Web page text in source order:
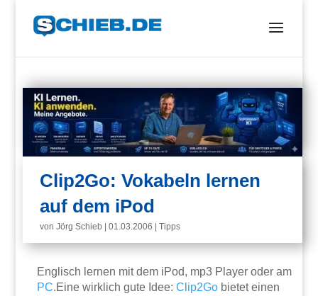
Clip2Go: Vokabeln lernen
auf dem iPod
vonJörg Schieb |01.03.2006 |Tipps
Englisch lernen mit dem iPod, mp3 Player oder am
PC.Eine wirklich gute Idee:Clip2Go bietet einen